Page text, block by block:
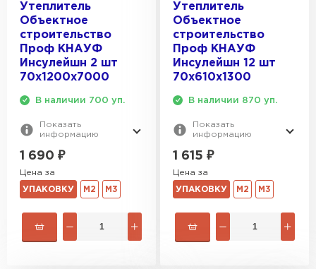
Утеплитель
Объектное
строительство
Проф КНАУФ
Инсулейшн 2 шт
70х1200х7000
В наличии 700 уп.
Показать
информацию
1 690 ₽
Цена за
УПАКОВКУ М2 М3
Утеплитель
Объектное
строительство
Проф КНАУФ
Инсулейшн 12 шт
70х610х1300
В наличии 870 уп.
Показать
информацию
1 615 ₽
Цена за
УПАКОВКУ М2 М3